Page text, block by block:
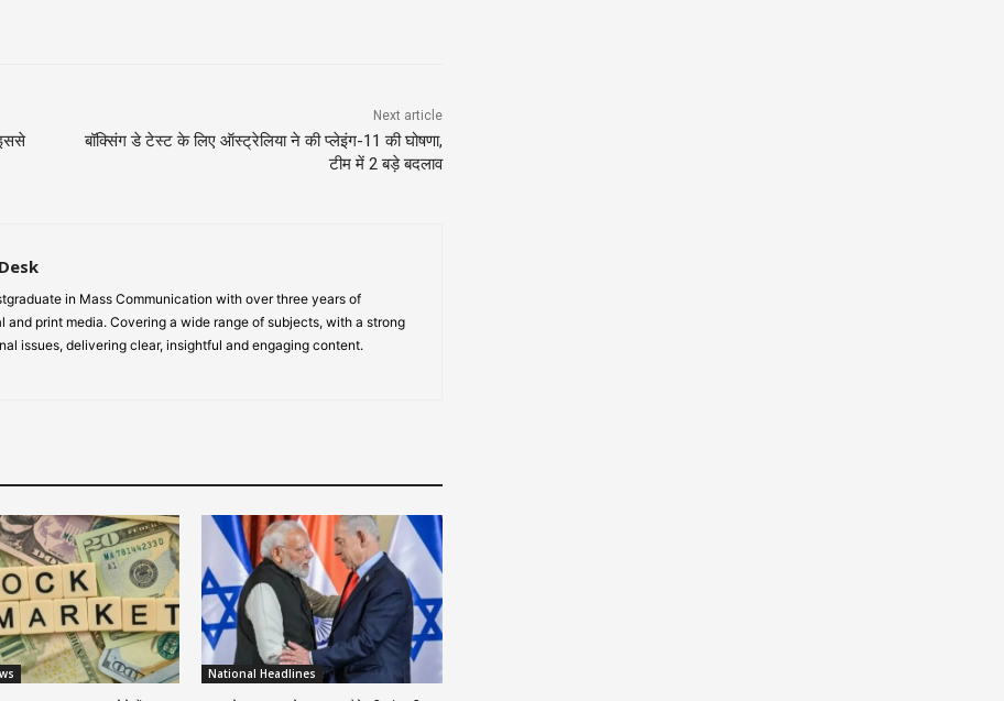
Next article
बॉक्सिंग डे टेस्ट के लिए ऑस्ट्रेलिया ने की प्लेइंग-11 की घोषणा,
टीम में 2 बड़े बदलाव
in Mass Communication with over three years of
and print media. Covering a wide range of subjects, with a strong
issues, delivering clear, insightful and engaging content.
National Headlines